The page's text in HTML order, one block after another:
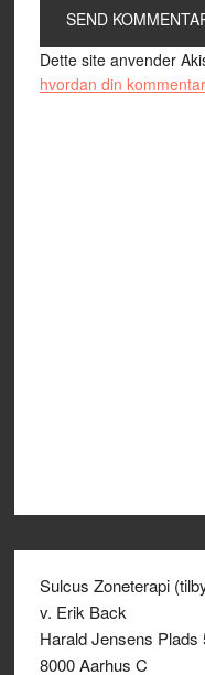
Dette site anvender
hvordan din
Sulcus Zoneterapi
v. Erik Back
Harald Jensens Plads
8000 Aarhus C